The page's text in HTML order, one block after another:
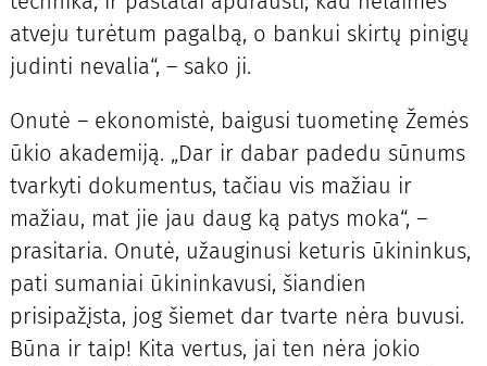
atveju turėtum pagalbą, o bankui skirtų pinigų
judinti nevalia“, – sako ji.
Onutė – ekonomistė, baigusi tuometinę Žemės
ūkio akademiją. „Dar ir dabar padedu sūnums
tvarkyti dokumentus, tačiau vis mažiau ir
mažiau, mat jie jau daug ką patys moka“, –
prasitaria. Onutė, užauginusi keturis ūkininkus,
pati sumaniai ūkininkavusi, šiandien
prisipažįsta, jog šiemet dar tvarte nėra buvusi.
Būna ir taip! Kita vertus, jai ten nėra jokio